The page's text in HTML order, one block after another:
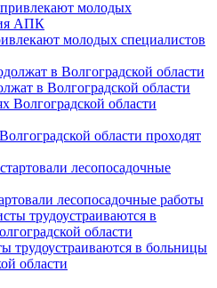
молодых специалистов
в Волгоградской области
области проходят
лесопосадочные работы
трудоустраиваются в больницы
области